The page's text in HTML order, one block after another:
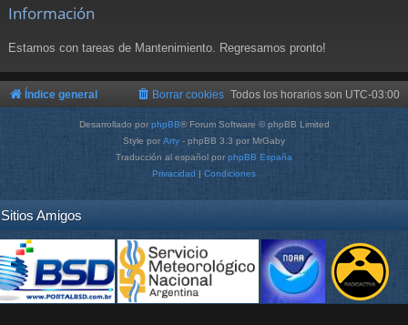
Información
Estamos con tareas de Mantenimiento. Regresamos pronto!
Índice general Todos los horarios son UTC-03:00
Borrar cookies
Desarrollado por phpBB® Forum Software © phpBB Limited
Style por Arty - phpBB 3.3 por MrGaby
Traducción al español por phpBB España
Privacidad | Condiciones
Sitios Amigos